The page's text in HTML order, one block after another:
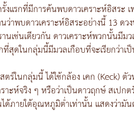
รั้งแรกที่มีการค้นพบดาวเคราะห์อิสร
ว่าพบดาวเคราะห์อิสระอย่างนี้ 13 ด
นเช่นเดียวกัน ดาวเคราะห์พวกนั้นมีม
สุดในกลุ่มนี้มีมวลเกือบที่จะเรียกว่าเ
ตร์ในกลุ่มนี้ ได้ใช้กล้อง เคก (Keck)
าะห์จริง ๆ หรือว่าเป็นดาวฤกษ์ สเปก
ด้ภายใต้อุณหภูมิต่ำเท่านั้น แสดงว่ามั